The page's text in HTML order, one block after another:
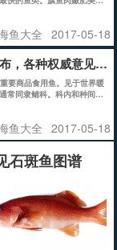
鱼大全 2017-05-18
，各种权威意见不
要商品食用鱼。见于世界暖
常同隶鲭科。科内和种间都
鱼大全 2017-05-18
石斑鱼图谱